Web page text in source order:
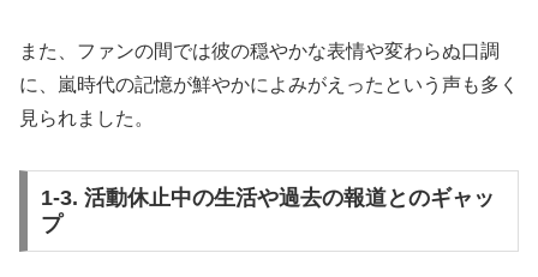
また、ファンの間では彼の穏やかな表情や変わらぬ口調
に、嵐時代の記憶が鮮やかによみがえったという声も多く
見られました。
1-3. 活動休止中の生活や過去の報道とのギャッ
プ